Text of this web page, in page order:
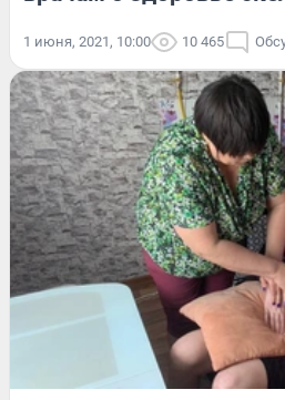
1 июня, 2021, 10:00 10 465